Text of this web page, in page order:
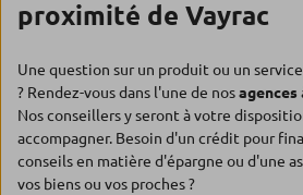
proximité de Vayrac
Une question sur un produit ou un
? Rendez-vous dans l'une de nosagences
Nos conseillers y seront à votre
accompagner. Besoin d'un crédit pour
conseils en matière d'épargne ou d'une
vos biens ou vos proches ?